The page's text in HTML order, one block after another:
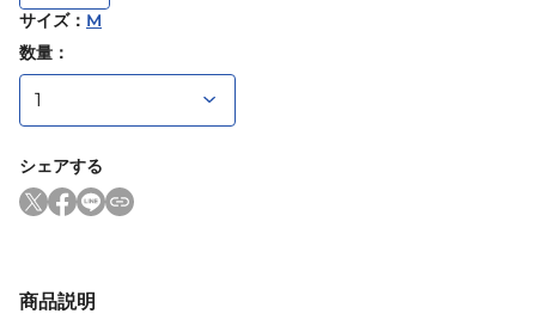
サイズ： M
数量：
シェアする
商品説明